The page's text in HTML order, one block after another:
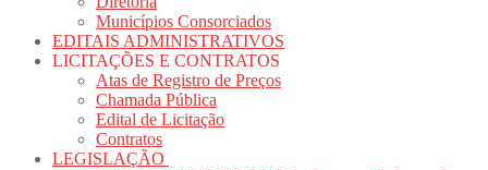
Municípios Consorciados
EDITAIS ADMINISTRATIVOS
LICITAÇÕES E CONTRATOS
Atas de Registro de Preços
Chamada Pública
Edital de Licitação
Contratos
LEGISLAÇÃO